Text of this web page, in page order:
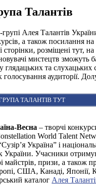
Талантів
Алея Талантів
а також посилання на
сторінки, розміщені тут, на
мистецтв зможуть
глядацьких та слухацьких
аудиторії.
ТАЛАНТІВ ТУТ
Весна – творчі
World Talent
Україна” і
України. Учасники
майстрів, призи, а також
США, Канаді, Японії,
каталог Алея